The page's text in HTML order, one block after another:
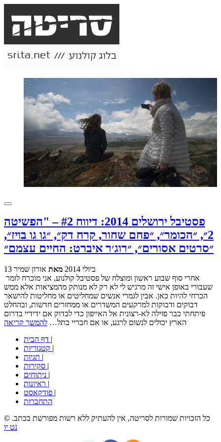
פסטיבל ירושלים 2014: דיווח #2 – "הפשיטה
2״, ״הכומר״, ״פחם שחור, קרח דק״, ״גו גו בויז״,
״סרטים אסורים״, ״רוג׳ר איברט: החיים עצמם״
13 ביולי 2014 מאת אורון שמיר
שעבורי באופן אישי זה מרגיש לי לא רק לא מנותק מהמציאות אלא ממש
הכרחי להיות כאן. אבין לגמרי אנשים שמחליטים או מחליטות להישאר
דבוקים ודבוקות למרקעים המשדרים או ממחזרים חדשות, ובהחלט
פיתחתי כבר פזילה לא-רצונית אל האייפון כדי לבדוק אם ידידיי בדרום
הארץ יכולים לנשום לרגע, או אם חבריי בתל… להמשך קריאה
|
|
|
|
|
|
|
התחברות
© כל הזכויות שמורות לסריטה, אין להעתיק ללא רשות מפורשת בכתב.
נט יו